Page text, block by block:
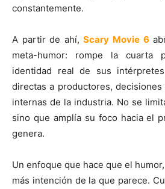
constantemente.
A partir de ahí,Scary Movie 6
meta-humor: rompe la cuarta
identidad real de sus
directas a productores, decisiones
internas de la industria. No se
sino que amplía su foco hacia el
genera.
Un enfoque que hace que el
más intención de la que parece.